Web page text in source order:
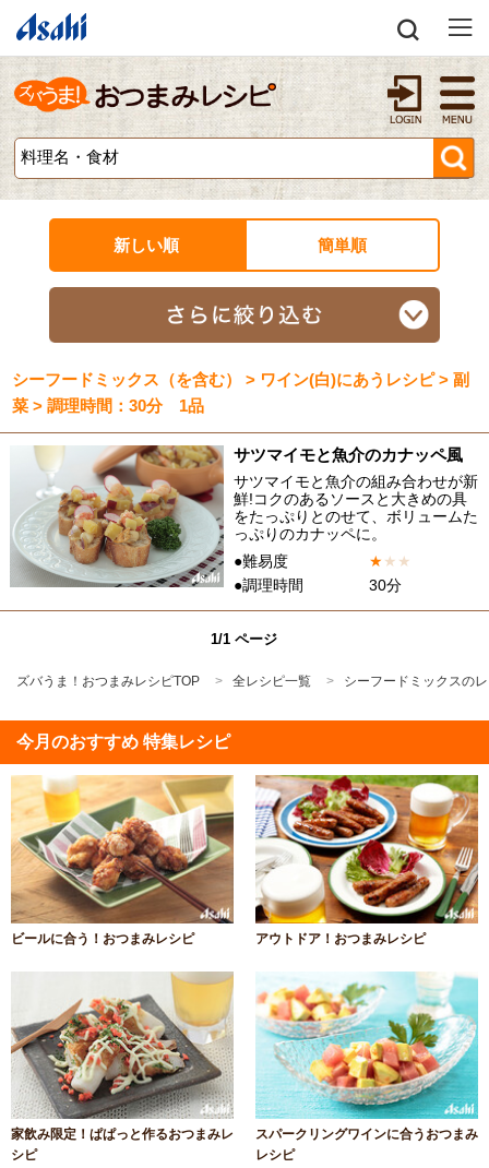
新しい順 簡単順
シーフードミックス（を含む） > ワイン(白)にあうレシピ > 副
菜 > 調理時間：30分 1品
サツマイモと魚介のカナッペ風
サツマイモと魚介の組み合わせが新
鮮!コクのあるソースと大きめの具
をたっぷりとのせて、ボリュームた
っぷりのカナッペに。
●難易度
★★ ★
●調理時間
30分
1/1 ページ
ズバうま！おつまみレシピTOP 全レシピ一覧 シーフードミックスの
今月のおすすめ 特集レシピ
ビールに合う！おつまみレシピ アウトドア！おつまみレシピ
家飲み限定！ぱぱっと作るおつまみレ
シピ
スパークリングワインに合うおつまみ
レシピ